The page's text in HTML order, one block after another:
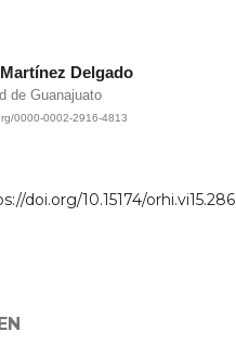
Delgado
de Guanajuato
0000-0002-2916-4813
doi.org/10.15174/orhi.vi15.286